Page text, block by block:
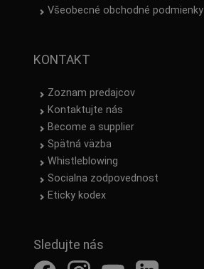
Všeobecné obchodné podmienky
KONTAKT
Zoznam predajcov
Kontaktujte nás
Become a supplier
Spätná väzba
Whistleblowing
Socialna zodpovednost
Eticky kodex
Sledujte nás